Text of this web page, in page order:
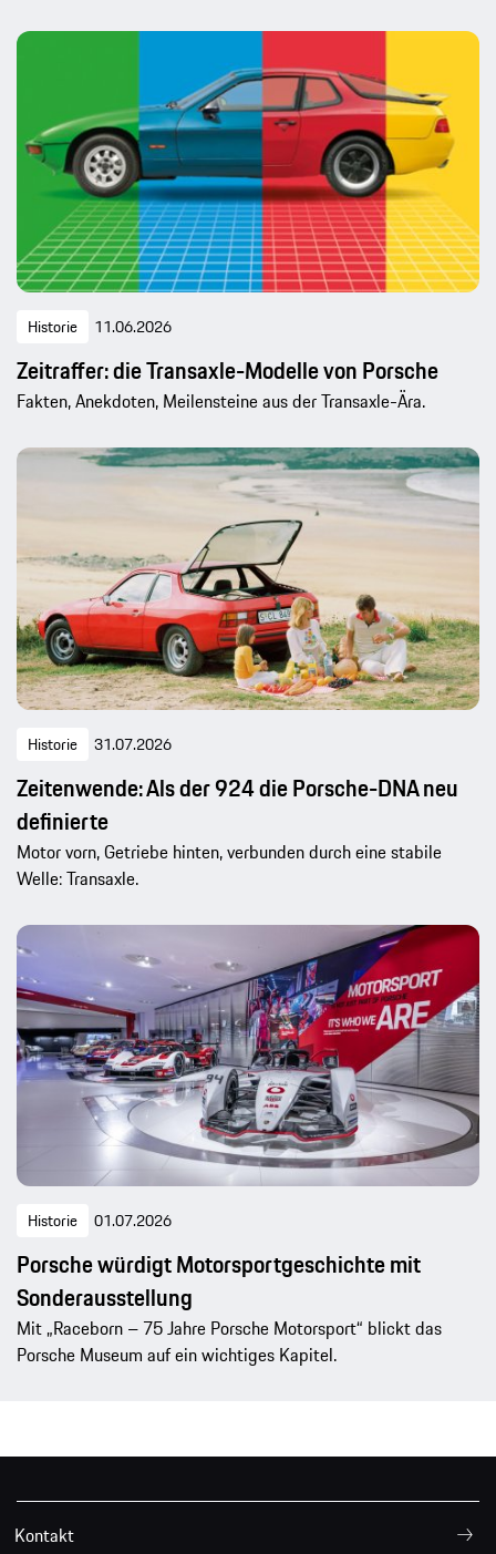
Historie 11.06.2026
Zeitraffer: die Transaxle-Modelle von Porsche
Fakten, Anekdoten, Meilensteine aus der Transaxle-Ära.
Historie 31.07.2026
Zeitenwende: Als der 924 die Porsche-DNA neu
definierte
Motor vorn, Getriebe hinten, verbunden durch eine stabile
Welle: Transaxle.
Historie 01.07.2026
Porsche würdigt Motorsportgeschichte mit
Sonderausstellung
Mit „Raceborn – 75 Jahre Porsche Motorsport“ blickt das
Porsche Museum auf ein wichtiges Kapitel.
Kontakt